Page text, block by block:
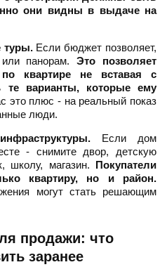
они видны в выдаче на
туры.Если бюджет позволяет,
или панорам.Это позволяет
квартире не вставая с
те варианты, которые ему
это плюс - на реальный показ
люди.
Если дом
- снимите двор, детскую
школу, магазин. Покупатели
квартиру, но и район.
могут стать решающим
продажи: что
заранее